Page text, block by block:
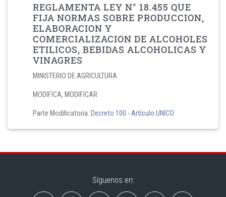
REGLAMENTA LEY N° 18.455 QUE
FIJA NORMAS SOBRE PRODUCCION,
ELABORACION Y
COMERCIALIZACION DE ALCOHOLES
ETILICOS, BEBIDAS ALCOHOLICAS Y
VINAGRES
MINISTERIO DE AGRICULTURA
MODIFICA, MODIFICAR
Parte Modificatoria: Decreto 100 - Artículo UNICO
Síguenos en: